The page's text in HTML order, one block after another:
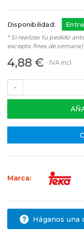
Disponibilidad:
* Si realizas tu pedido
excepto fines de semana)
4,88 € IVA incl.
-
Marca:
Háganos una